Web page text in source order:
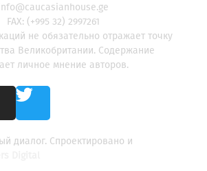
FAX: (+995 32) 2997261
не обязательно отражает точку
Великобритании. Содержание
личное мнение авторов.
диалог. Спроектировано и